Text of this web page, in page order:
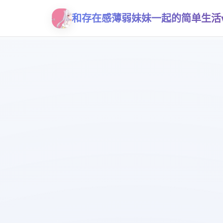
和存在感薄弱妹妹一起的简单生